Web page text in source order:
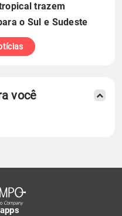
trazem
o Sul e Sudeste
você